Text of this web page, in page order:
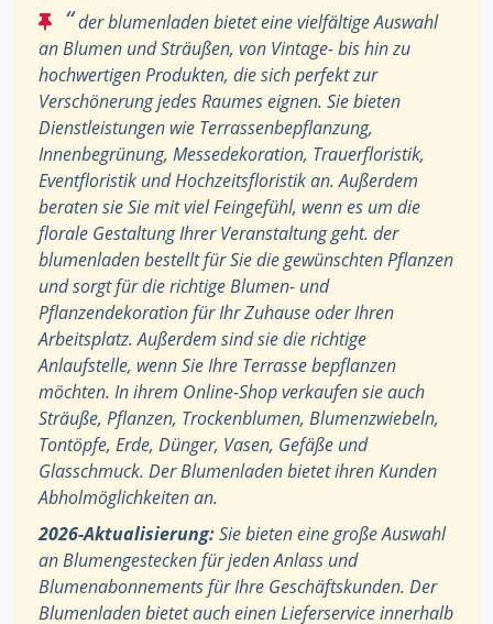
“der blumenladen bietet eine vielfältige Auswahl
an Blumen und Sträußen, von Vintage- bis hin zu
hochwertigen Produkten, die sich perfekt zur
Verschönerung jedes Raumes eignen. Sie bieten
Dienstleistungen wie Terrassenbepflanzung,
Innenbegrünung, Messedekoration, Trauerfloristik,
Eventfloristik und Hochzeitsfloristik an. Außerdem
beraten sie Sie mit viel Feingefühl, wenn es um die
florale Gestaltung Ihrer Veranstaltung geht. der
blumenladen bestellt für Sie die gewünschten Pflanzen
und sorgt für die richtige Blumen- und
Pflanzendekoration für Ihr Zuhause oder Ihren
Arbeitsplatz. Außerdem sind sie die richtige
Anlaufstelle, wenn Sie Ihre Terrasse bepflanzen
möchten. In ihrem Online-Shop verkaufen sie auch
Sträuße, Pflanzen, Trockenblumen, Blumenzwiebeln,
Tontöpfe, Erde, Dünger, Vasen, Gefäße und
Glasschmuck. Der Blumenladen bietet ihren Kunden
Abholmöglichkeiten an.
2026-Aktualisierung:Sie bieten eine große Auswahl
an Blumengestecken für jeden Anlass und
Blumenabonnements für Ihre Geschäftskunden. Der
Blumenladen bietet auch einen Lieferservice innerhalb